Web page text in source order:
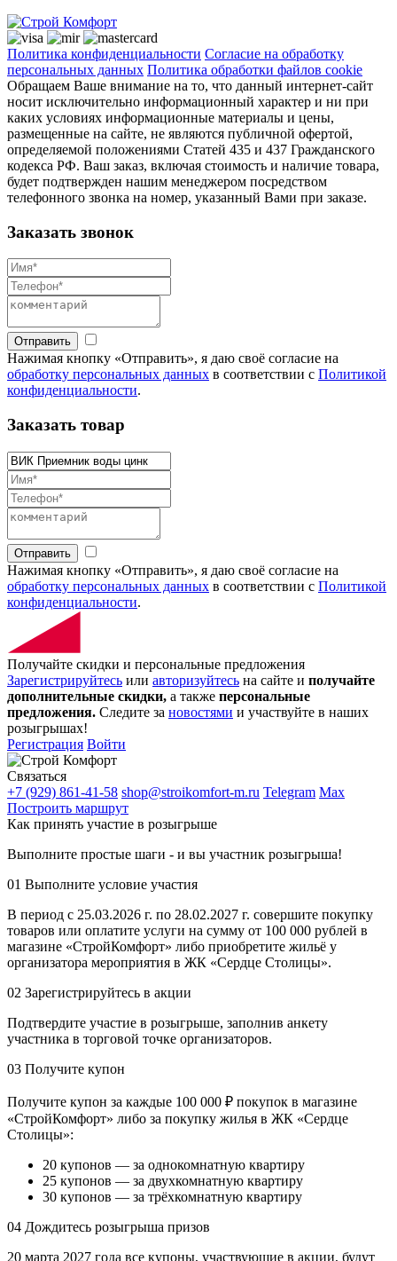
Политика конфиденциальности Согласие на обработку
персональных данных Политика обработки файлов cookie
Обращаем Ваше внимание на то, что данный интернет-сайт
носит исключительно информационный характер и ни при
каких условиях информационные материалы и цены,
размещенные на сайте, не являются публичной офертой,
определяемой положениями Статей 435 и 437 Гражданского
кодекса РФ. Ваш заказ, включая стоимость и наличие товара,
будет подтвержден нашим менеджером посредством
телефонного звонка на номер, указанный Вами при заказе.
Заказать звонок
Отправить
Нажимая кнопку «Отправить», я даю своё согласие на
обработку персональных данных в соответствии с Политикой
конфиденциальности.
Заказать товар
Отправить
Нажимая кнопку «Отправить», я даю своё согласие на
обработку персональных данных в соответствии с Политикой
конфиденциальности.
Получайте скидки и персональные предложения
Зарегистрируйтесь или авторизуйтесь на сайте и получайте
дополнительные скидки, а также персональные
предложения. Следите за новостями и участвуйте в наших
розыгрышах!
Регистрация Войти
Связаться
+7 (929) 861-41-58 shop@stroikomfort-m.ru Telegram Max
Построить маршрут
Как принять участие в розыгрыше
Выполните простые шаги - и вы участник розыгрыша!
01 Выполните условие участия
В период с 25.03.2026 г. по 28.02.2027 г. совершите покупку
товаров или оплатите услуги на сумму от 100 000 рублей в
магазине «СтройКомфорт» либо приобретите жильё у
организатора мероприятия в ЖК «Сердце Столицы».
02 Зарегистрируйтесь в акции
Подтвердите участие в розыгрыше, заполнив анкету
участника в торговой точке организаторов.
03 Получите купон
Получите купон за каждые 100 000 ₽ покупок в магазине
«СтройКомфорт» либо за покупку жилья в ЖК «Сердце
Столицы»:
20 купонов — за однокомнатную квартиру
25 купонов — за двухкомнатную квартиру
30 купонов — за трёхкомнатную квартиру
04 Дождитесь розыгрыша призов
20 марта 2027 года все купоны, участвующие в акции, будут